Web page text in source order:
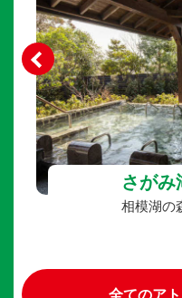
さがみ
相模湖の
全てのア